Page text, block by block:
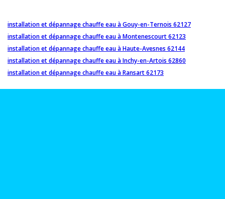
installation et dépannage chauffe eau à Gouy-en-Ternois 62127
installation et dépannage chauffe eau à Montenescourt 62123
installation et dépannage chauffe eau à Haute-Avesnes 62144
installation et dépannage chauffe eau à Inchy-en-Artois 62860
installation et dépannage chauffe eau à Ransart 62173